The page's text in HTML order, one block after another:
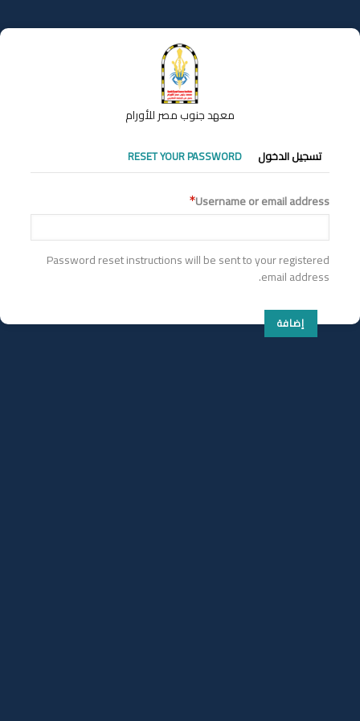
إلى
المحتوى
معهد جنوب مصر للأورام
التبويبات
الأساسية
تسجيل الدخول RESET YOUR PASSWORD
Username or email address
Password reset instructions will be sent to your registered
email address.